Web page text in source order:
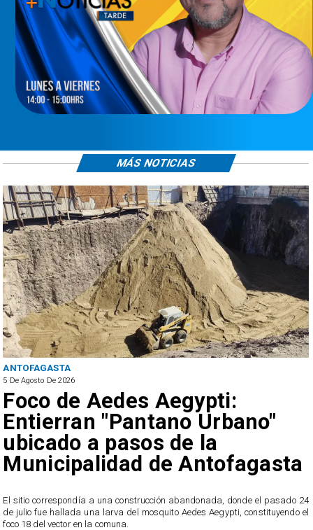
ANTOFAGASTA
5 De Agosto De 2026
Foco de Aedes Aegypti:
Entierran "Pantano Urbano"
ubicado a pasos de la
Municipalidad de Antofagasta
El sitio correspondía a una construcción abandonada, donde el pasado 24
de julio fue hallada una larva del mosquito Aedes Aegypti, constituyendo el
foco 18 del vector en la comuna.
MÁS NOTICIAS